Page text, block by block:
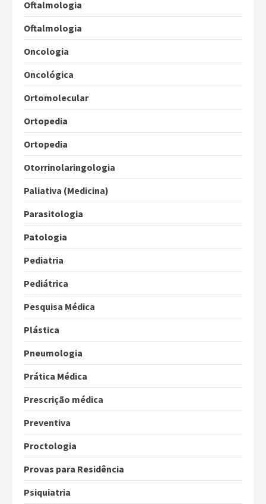
Oftalmologia
Oftalmologia
Oncologia
Oncológica
Ortomolecular
Ortopedia
Ortopedia
Otorrinolaringologia
Paliativa (Medicina)
Parasitologia
Patologia
Pediatria
Pediátrica
Pesquisa Médica
Plástica
Pneumologia
Prática Médica
Prescrição médica
Preventiva
Proctologia
Provas para Residência
Psiquiatria